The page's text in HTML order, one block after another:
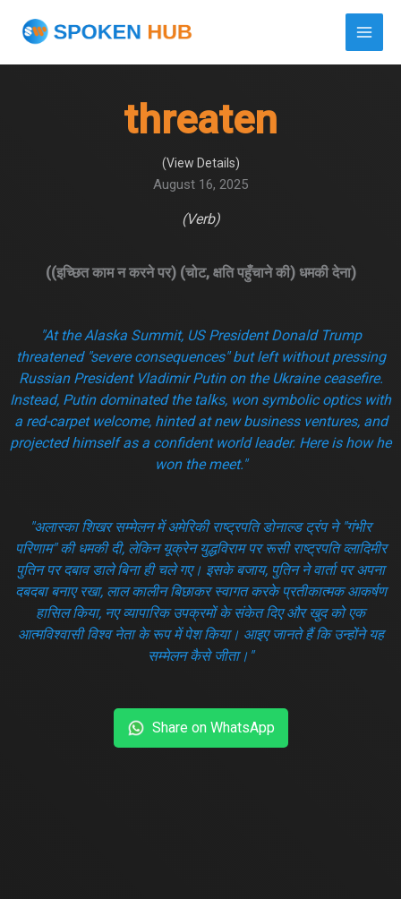
threaten
August 16, 2025
(Verb)
((इच्छित काम न करने पर) (चोट, क्षति पहुँचाने की) धमकी देना)
"At the Alaska Summit, US President Donald Trump
threatened "severe consequences" but left without pressing
Russian President Vladimir Putin on the Ukraine ceasefire.
Instead, Putin dominated the talks, won symbolic optics with
a red-carpet welcome, hinted at new business ventures, and
projected himself as a confident world leader. Here is how he
won the meet."
"अलास्का शिखर सम्मेलन में अमेरिकी राष्ट्रपति डोनाल्ड ट्रंप ने "गंभीर
परिणाम" की धमकी दी, लेकिन यूक्रेन युद्धविराम पर रूसी राष्ट्रपति व्लादिमीर
पुतिन पर दबाव डाले बिना ही चले गए। इसके बजाय, पुतिन ने वार्ता पर अपना
दबदबा बनाए रखा, लाल कालीन बिछाकर स्वागत करके प्रतीकात्मक आकर्षण
हासिल किया, नए व्यापारिक उपक्रमों के संकेत दिए और खुद को एक
आत्मविश्वासी विश्व नेता के रूप में पेश किया। आइए जानते हैं कि उन्होंने यह
सम्मेलन कैसे जीता।"
Share on WhatsApp